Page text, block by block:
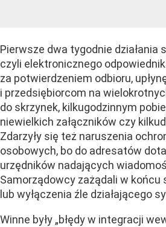
Pierwsze dwa tygodnie działania
czyli elektronicznego
za potwierdzeniem odbioru,
i przedsiębiorcom na
do skrzynek, kilkugodzinnym
niewielkich załączników czy
Zdarzyły się też naruszenia
osobowych, bo do adresatów
urzędników nadających
Samorządowcy zażądali w końcu
lub wyłączenia źle działającego
Winne były „błędy w integracji